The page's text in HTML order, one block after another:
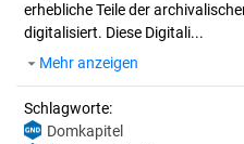
erhebliche Teile der
digitalisiert. Diese Digitali...
Mehr anzeigen
Schlagworte:
Domkapitel